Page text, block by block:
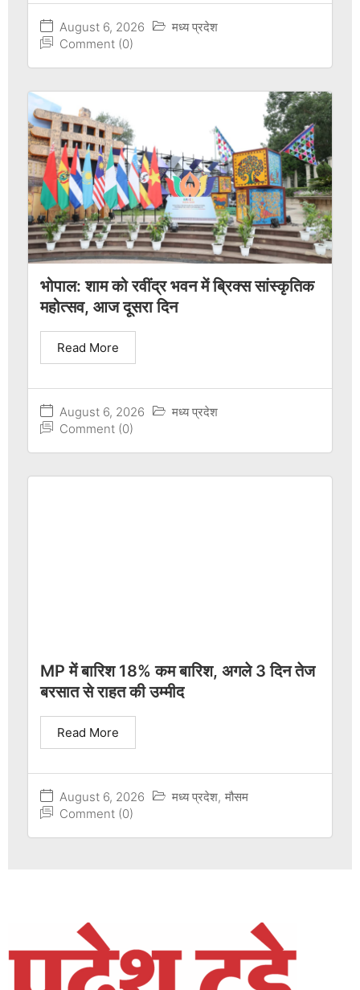
August 6, 2026
मध्य प्रदेश
Comment (0)
भोपाल: शाम को रवींद्र भवन में ब्रिक्स सांस्कृतिक
महोत्सव, आज दूसरा दिन
August 6, 2026
मध्य प्रदेश
Comment (0)
Read More
MP में बारिश 18% कम बारिश, अगले 3 दिन तेज
बरसात से राहत की उम्मीद
August 6, 2026 मध्य प्रदेश, मौसम
Comment (0)
Read More